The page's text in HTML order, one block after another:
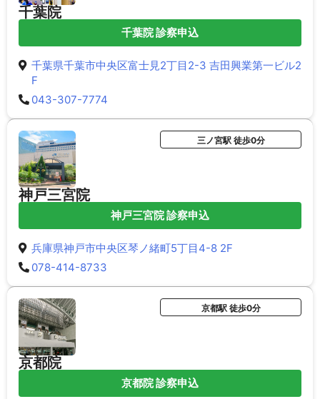
千葉院
千葉院 診察申込
千葉県千葉市中央区富士見2丁目2-3 吉田興業第一ビル2
F
043-307-7774
神戸三宮院
三ノ宮駅 徒歩0分
神戸三宮院 診察申込
兵庫県神戸市中央区琴ノ緒町5丁目4-8 2F
078-414-8733
京都院
京都駅 徒歩0分
京都院 診察申込